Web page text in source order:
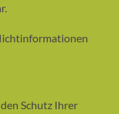
Schutz Ihrer